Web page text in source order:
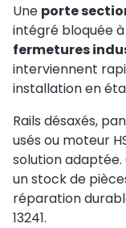
Une porte
intégré bloquée à
fermetures
interviennent
installation en
Rails désaxés,
usés ou moteur
solution
un stock de
réparation
13241.